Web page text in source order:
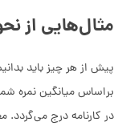
مثال‌هایی از
پیش از هر چیز باید
براساس میانگین نمره
در کارنامه درج می‌گردد.